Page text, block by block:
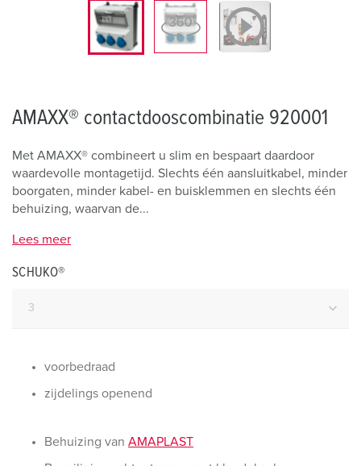
AMAXX® contactdooscombinatie 920001
Met AMAXX® combineert u slim en bespaart daardoor
waardevolle montagetijd. Slechts één aansluitkabel, minder
boorgaten, minder kabel- en buisklemmen en slechts één
behuizing, waarvan de...
Lees meer
SCHUKO®
voorbedraad
zijdelings openend
Behuizing van AMAPLAST